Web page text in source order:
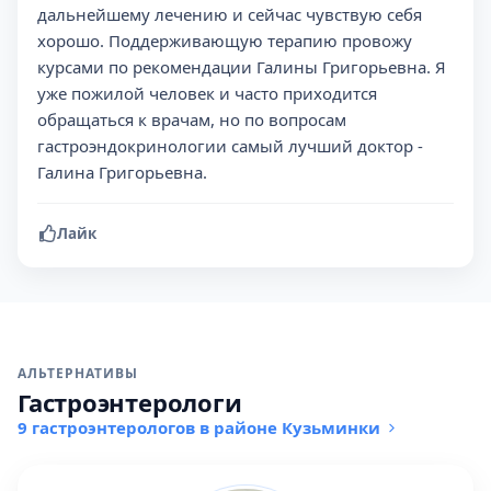
дальнейшему лечению и сейчас чувствую себя
хорошо. Поддерживающую терапию провожу
курсами по рекомендации Галины Григорьевна. Я
уже пожилой человек и часто приходится
обращаться к врачам, но по вопросам
гастроэндокринологии самый лучший доктор -
Галина Григорьевна.
Лайк
АЛЬТЕРНАТИВЫ
Гастроэнтерологи
9 гастроэнтерологов в районе Кузьминки